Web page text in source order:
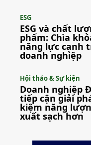
ESG
ESG và chất
phẩm: Chìa
năng lực cạnh
doanh nghiệp
Hội thảo & Sự kiện
Doanh nghiệp
tiếp cận giải
kiệm năng
xuất sạch hơn